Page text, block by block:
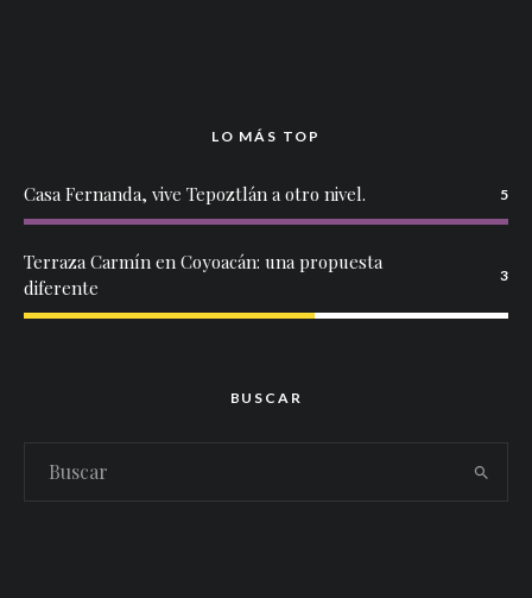
LO MÁS TOP
Casa Fernanda, vive Tepoztlán a otro nivel. 5
Terraza Carmín en Coyoacán: una propuesta
diferente
3
BUSCAR